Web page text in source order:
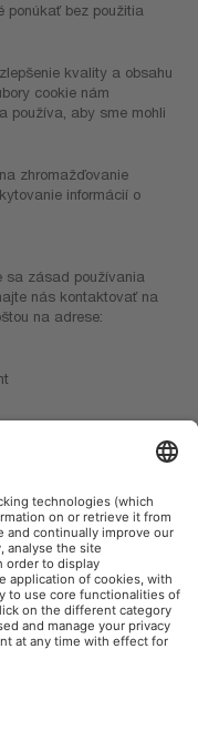
ponúkať bez použitia
kvality a obsahu
cookie nám
používa, aby sme mohli
zhromažďovanie
informácií o
sa zásad používania
nás kontaktovať na
na adrese: